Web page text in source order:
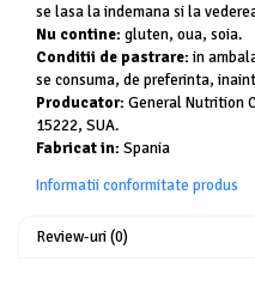
se lasa la indemana si la
Nu contine: gluten, oua, soia.
Conditii de pastrare: in
se consuma, de preferinta,
Producator: General Nutrition
15222, SUA.
Fabricat in: Spania
Informatii conformitate produs
Review-uri(0)